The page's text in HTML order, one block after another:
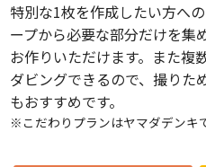
受付対象原版
ダビング料金
特別な1枚を作成したい方へ
ープから必要な部分だけを集
お作りいただけます。また複
ダビングできるので、撮りた
もおすすめです。
※こだわりプランはヤマダデンキ